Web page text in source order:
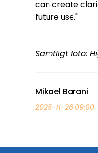
can create
future use."
Samtligt foto:
Mikael Barani
2025-11-26 09:00